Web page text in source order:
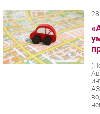
Интернет
Мобильная связь
Фиксированная связь
Интеграция
Рынок ПК